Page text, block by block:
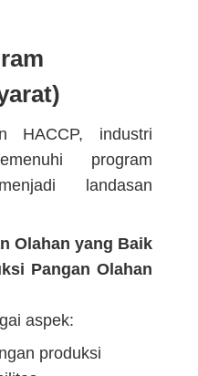
HACCP, industri
program
landasan
Olahan yang Baik
Pangan Olahan
aspek:
produksi